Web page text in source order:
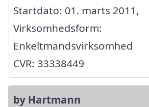
Startdato: 01. marts 2011,
Virksomhedsform:
Enkeltmandsvirksomhed
CVR: 33338449
by Hartmann